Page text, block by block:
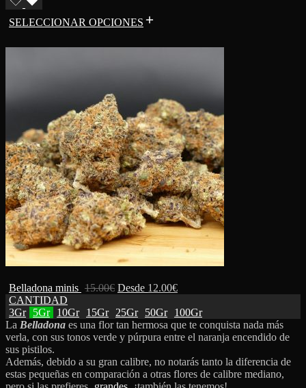
SELECCIONAR OPCIONES
Belladona minis 15.00€ Desde 12.00€
CANTIDAD
3Gr
5Gr 10Gr 15Gr 25Gr 50Gr
100Gr
La Belladona es una flor tan hermosa que te conquista nada más
verla, con sus tonos verde y púrpura entre el naranja encendido de
sus pistilos.
Además, debido a su gran calibre, no notarás tanto la diferencia de
estas pequeñas en comparación a otras flores de calibre mediano,